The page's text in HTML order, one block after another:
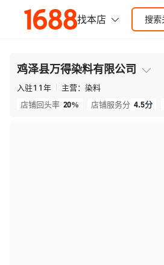
鸡泽县万得染料有限公司
入驻11年 主营： 染料
店铺回头率 20% 店铺服务分 4.5分